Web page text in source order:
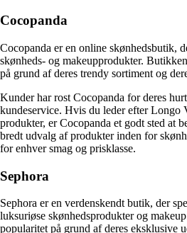
Cocopanda
Cocopanda er en online skønhedsbutik,
skønheds- og makeupprodukter.
på grund af deres trendy sortiment og
Kunder har rost Cocopanda for deres
kundeservice. Hvis du leder efter Longo
produkter, er Cocopanda et godt sted at
bredt udvalg af produkter inden for
for enhver smag og prisklasse.
Sephora
Sephora er en verdenskendt butik, der
luksuriøse skønhedsprodukter og
popularitet på grund af deres eksklusive